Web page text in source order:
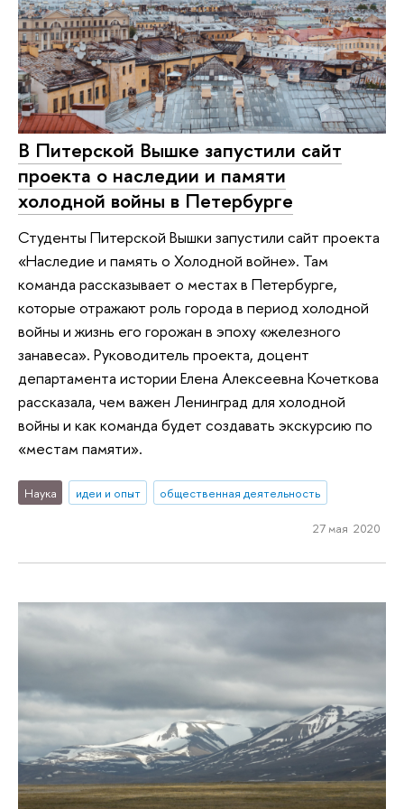
В Питерской Вышке запустили сайт
проекта о наследии и памяти
холодной войны в Петербурге
Студенты Питерской Вышки запустили сайт проекта
«Наследие и память о Холодной войне». Там
команда рассказывает о местах в Петербурге,
которые отражают роль города в период холодной
войны и жизнь его горожан в эпоху «железного
занавеса». Руководитель проекта, доцент
департамента истории Елена Алексеевна Кочеткова
рассказала, чем важен Ленинград для холодной
войны и как команда будет создавать экскурсию по
«местам памяти».
Наука идеи и опыт общественная деятельность
27 мая 2020